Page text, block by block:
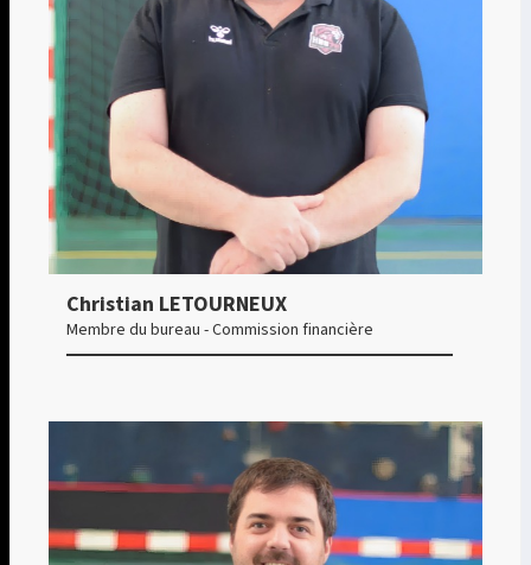
Christian LETOURNEUX
Membre du bureau - Commission financière